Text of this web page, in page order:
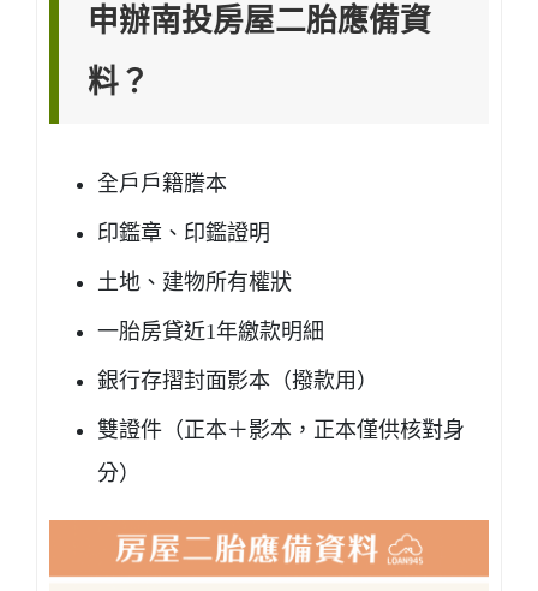
申辦南投房屋二胎應備資
料？
全戶戶籍謄本
印鑑章、印鑑證明
土地、建物所有權狀
一胎房貸近1年繳款明細
銀行存摺封面影本（撥款用）
雙證件（正本＋影本，正本僅供核對身
分）